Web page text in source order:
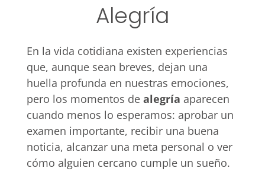
Alegría
En la vida cotidiana existen experiencias
que, aunque sean breves, dejan una
huella profunda en nuestras emociones,
pero los momentos de alegría aparecen
cuando menos lo esperamos: aprobar un
examen importante, recibir una buena
noticia, alcanzar una meta personal o ver
cómo alguien cercano cumple un sueño.